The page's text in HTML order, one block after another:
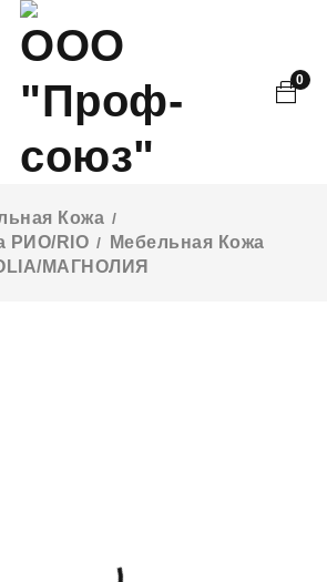
0
Кожа /
РИО/RIO /
Мебельная Кожа
МАГНОЛИЯ